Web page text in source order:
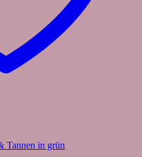
Tannen in grün